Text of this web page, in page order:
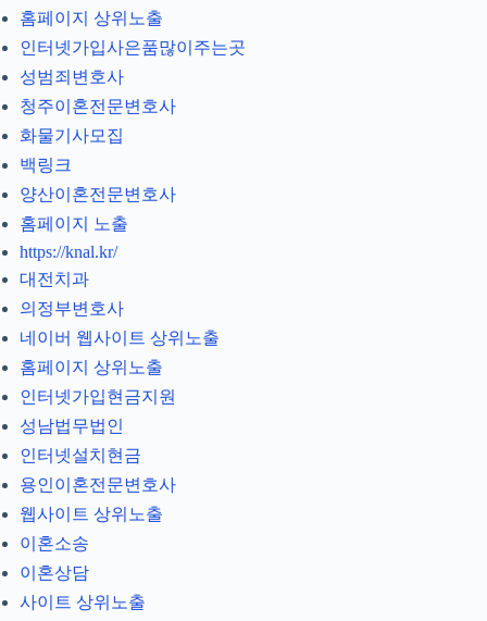
홈페이지 상위노출
인터넷가입사은품많이주는곳
성범죄변호사
청주이혼전문변호사
화물기사모집
백링크
양산이혼전문변호사
홈페이지 노출
https://knal.kr/
대전치과
의정부변호사
네이버 웹사이트 상위노출
홈페이지 상위노출
인터넷가입현금지원
성남법무법인
인터넷설치현금
용인이혼전문변호사
웹사이트 상위노출
이혼소송
이혼상담
사이트 상위노출